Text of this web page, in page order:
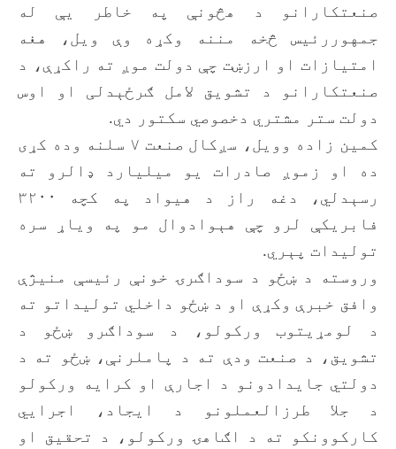
صنعتکارانو د هڅونې په خاطر یې له
جمهوررئیس څخه مننه وکړه وې ویل، هغه
امتیازات او ارزښت چې دولت موږ ته راکړې، د
صنعتکارانو د تشویق لامل ګرځېدلی او اوس
دولت ستر مشتري دخصوصي سکتور دي.
کمین زاده وویل، سږکال صنعت ۷ سلنه وده کړی
ده او زموږ صادرات یو میلیارد ډالرو ته
رسېدلي، دغه راز د هیواد په کچه ۳۲۰۰
فابریکې لرو چې هېوادوال مو په ویاړ سره
تولیدات پېري.
وروسته د ښځو د سوداګرۍ خونې رئیسې منیژې
وافق خبرې وکړې او د ښځو داخلي تولیداتو ته
د لومړیتوب ورکولو، د سوداګرو ښځو د
تشویق، د صنعت ودې ته د پاملرنې، ښځو ته د
دولتي جایدادونو د اجارې او کرایه ورکولو
د جلا طرزالعملونو د ایجاد، اجرایي
کارکوونکو ته د اګاهۍ ورکولو، د تحقیق او